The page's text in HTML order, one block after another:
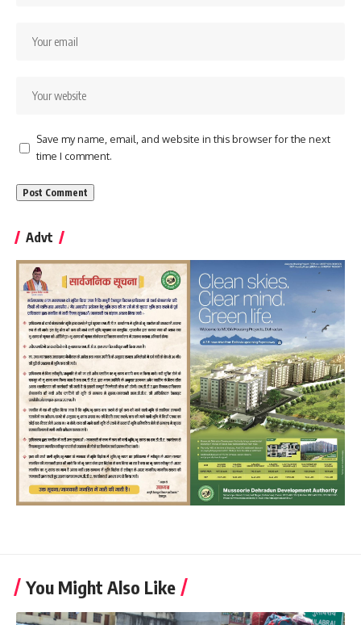
Save my name, email, and website in this browser for the next
time I comment.
Advt
You Might Also Like